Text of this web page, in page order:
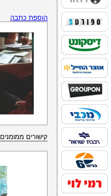
הוספת כתבה
קישורים ממומנים